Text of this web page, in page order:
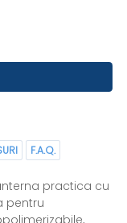
F.A.Q.
practica cu
pentru